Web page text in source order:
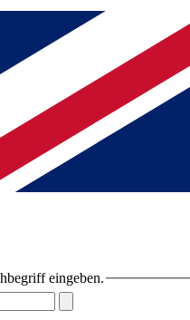
eingeben.